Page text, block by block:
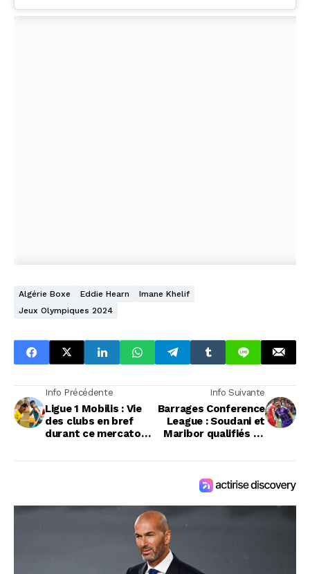
Algérie Boxe Eddie Hearn
Imane Khelif
Jeux Olympiques 2024
Info Précédente
Ligue 1 Mobilis : Vie
des clubs en bref
durant ce mercato
Info Suivante
Barrages Conference
League : Soudani et
Maribor qualifiés au